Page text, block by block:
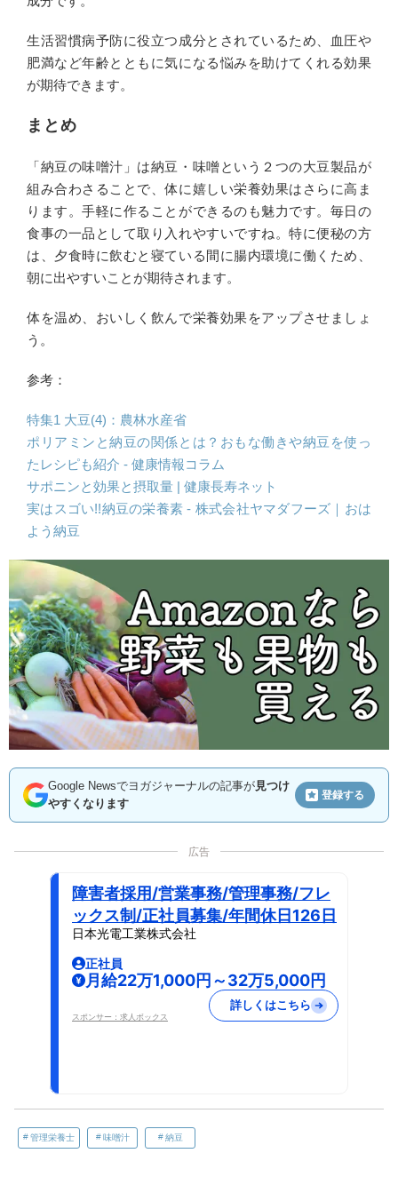
生活習慣病予防に役立つ成分とされているため、血圧や
肥満など年齢とともに気になる悩みを助けてくれる効果
が期待できます。
まとめ
「納豆の味噌汁」は納豆・味噌という２つの大豆製品が
組み合わさることで、体に嬉しい栄養効果はさらに高ま
ります。手軽に作ることができるのも魅力です。毎日の
食事の一品として取り入れやすいですね。特に便秘の方
は、夕食時に飲むと寝ている間に腸内環境に働くため、
朝に出やすいことが期待されます。
体を温め、おいしく飲んで栄養効果をアップさせましょ
う。
参考：
特集1 大豆(4)：農林水産省
ポリアミンと納豆の関係とは？おもな働きや納豆を使っ
たレシピも紹介 - 健康情報コラム
サポニンと効果と摂取量 | 健康長寿ネット
実はスゴい!!納豆の栄養素 - 株式会社ヤマダフーズ｜おは
よう納豆
Google Newsでヨガジャーナルの記事が見つけ
やすくなります
登録する
広告
障害者採用/営業事務/管理事務/フレ
ックス制/正社員募集/年間休日126日
日本光電工業株式会社
正社員
月給22万1,000円～32万5,000円
スポンサー：求人ボックス
詳しくはこちら
管理栄養士 味噌汁 納豆